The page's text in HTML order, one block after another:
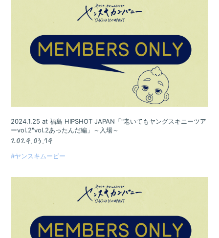
BLOG
GALLERY
2024.1.25 at 福島 HIPSHOT JAPAN「"老いてもヤングスキニーツア
ーvol.2"vol.2あったんだ編」～入場～
2024.03.14
#ヤンスキムービー